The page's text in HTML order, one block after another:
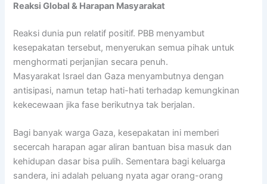
Reaksi Global & Harapan Masyarakat
Reaksi dunia pun relatif positif. PBB menyambut
kesepakatan tersebut, menyerukan semua pihak untuk
menghormati perjanjian secara penuh.
Masyarakat Israel dan Gaza menyambutnya dengan
antisipasi, namun tetap hati-hati terhadap kemungkinan
kekecewaan jika fase berikutnya tak berjalan.
Bagi banyak warga Gaza, kesepakatan ini memberi
secercah harapan agar aliran bantuan bisa masuk dan
kehidupan dasar bisa pulih. Sementara bagi keluarga
sandera, ini adalah peluang nyata agar orang-orang